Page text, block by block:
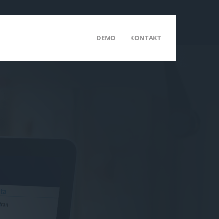
DEMO KONTAKT